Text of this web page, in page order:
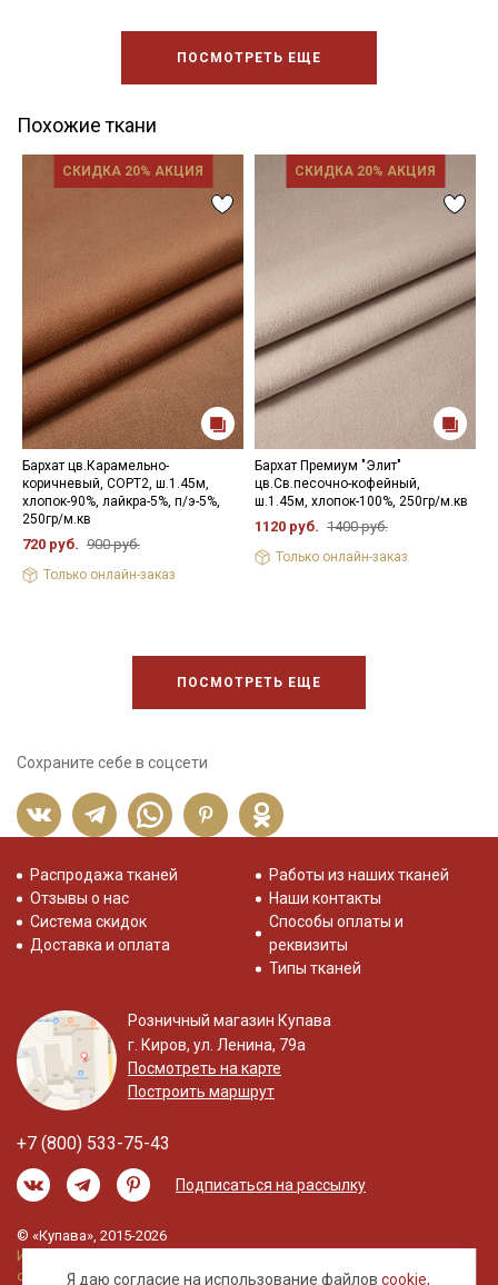
ПОСМОТРЕТЬ ЕЩЕ
Похожие ткани
СКИДКА 20% АКЦИЯ
Бархат цв.Карамельно-
коричневый, СОРТ2, ш.1.45м,
хлопок-90%, лайкра-5%, п/э-5%,
250гр/м.кв
720 руб. 900 руб.
Только онлайн-заказ
СКИДКА 20% АКЦИЯ
Бархат Премиум "Элит"
цв.Св.песочно-кофейный,
ш.1.45м, хлопок-100%, 250гр/м.кв
1120 руб. 1400 руб.
Только онлайн-заказ
ПОСМОТРЕТЬ ЕЩЕ
Сохраните себе в соцсети
Я даю согласие на использование файловcookie,
Распродажа тканей
Отзывы о нас
Система скидок
Доставка и оплата
Работы из наших тканей
Наши контакты
Способы оплаты и
реквизиты
Типы тканей
Розничный магазин Купава
г. Киров, ул. Ленина, 79а
Посмотреть на карте
Построить маршрут
+7 (800) 533-75-43
Подписаться на рассылку
© «Купава», 2015-2026
Информация на сайте не является публичной
офертой.